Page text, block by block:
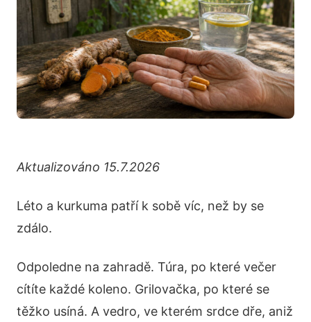
Aktualizováno 15.7.2026
Léto a kurkuma patří k sobě víc, než by se
zdálo.
Odpoledne na zahradě. Túra, po které večer
cítíte každé koleno. Grilovačka, po které se
těžko usíná. A vedro, ve kterém srdce dře, aniž